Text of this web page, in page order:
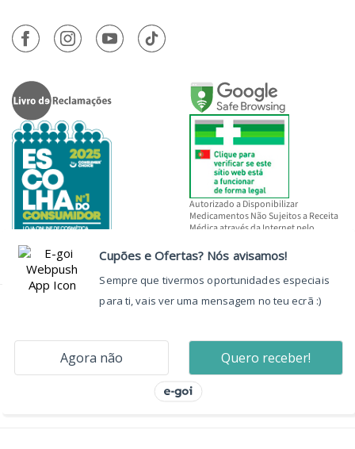
Autorizado a Disponibilizar
Medicamentos Não Sujeitos a Receita
Médica através da Internet pelo